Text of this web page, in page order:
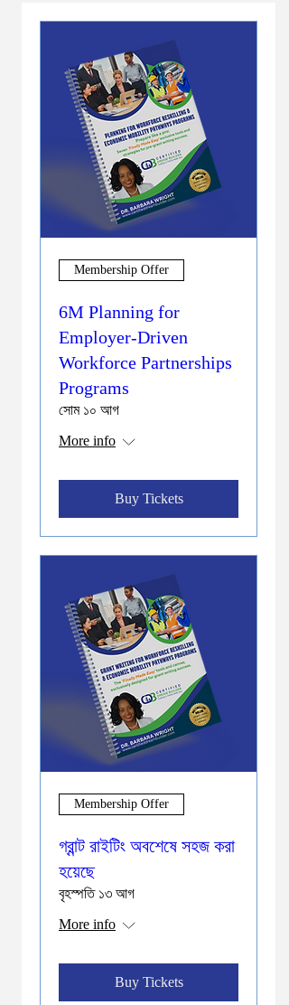
Membership Offer
6M Planning for
Employer-Driven
Workforce Partnerships
Programs
সোম ১০ আগ
More info
Buy Tickets
Membership Offer
গ্রান্ট রাইটিং অবশেষে সহজ করা
হয়েছে
বৃহস্পতি ১৩ আগ
More info
Buy Tickets